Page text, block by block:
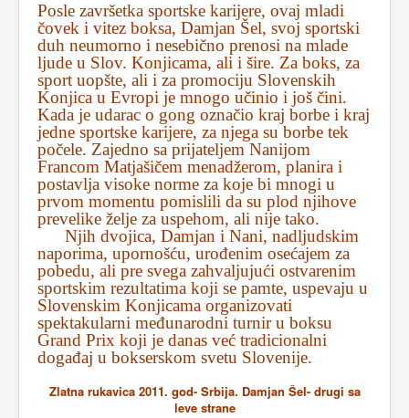
Posle završetka sportske karijere, ovaj mladi
čovek i vitez boksa, Damjan Šel, svoj sportski
duh neumorno i nesebično prenosi na mlade
ljude u Slov. Konjicama, ali i šire. Za boks, za
sport uopšte, ali i za promociju Slovenskih
Konjica u Evropi je mnogo učinio i još čini.
Kada je udarac o gong označio kraj borbe i kraj
jedne sportske karijere, za njega su borbe tek
počele. Zajedno sa prijateljem Nanijom
Francom Matjašičem menadžerom, planira i
postavlja visoke norme za koje bi mnogi u
prvom momentu pomislili da su plod njihove
prevelike želje za uspehom, ali nije tako.
Njih dvojica, Damjan i Nani, nadljudskim
naporima, upornošću, urođenim osećajem za
pobedu, ali pre svega zahvaljujući ostvarenim
sportskim rezultatima koji se pamte, uspevaju u
Slovenskim Konjicama organizovati
spektakularni međunarodni turnir u boksu
Grand Prix koji je danas već tradicionalni
događaj u bokserskom svetu Slovenije.
Zlatna rukavica 2011. god- Srbija. Damjan Šel- drugi sa
leve strane